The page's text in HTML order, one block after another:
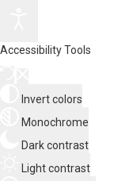
Accessibility Tools
Invert colors
Monochrome
Dark contrast
Light contrast